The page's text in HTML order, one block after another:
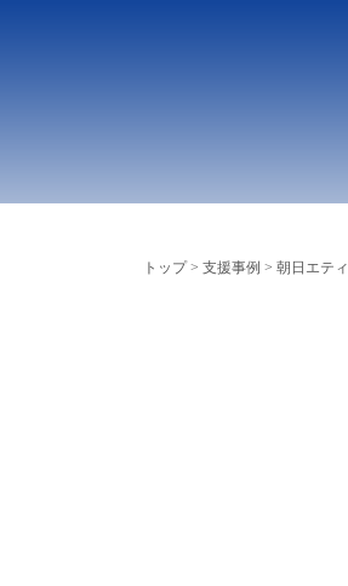
トップ> 支援事例 > 朝日エテ